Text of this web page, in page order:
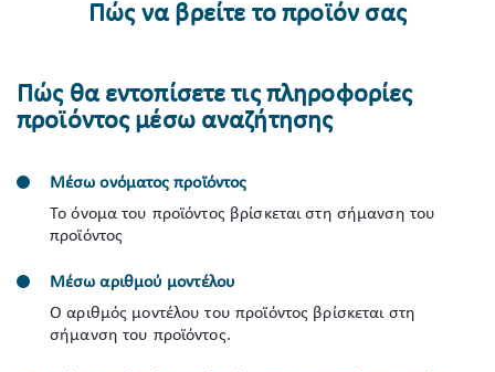
Πώς να βρείτε το προϊόν σας
Πώς θα εντοπίσετε τις πληροφορίες
προϊόντος μέσω αναζήτησης
Μέσω ονόματος προϊόντος
Το όνομα του προϊόντος βρίσκεται στη σήμανση του
προϊόντος
Μέσω αριθμού μοντέλου
Ο αριθμός μοντέλου του προϊόντος βρίσκεται στη
σήμανση του προϊόντος.